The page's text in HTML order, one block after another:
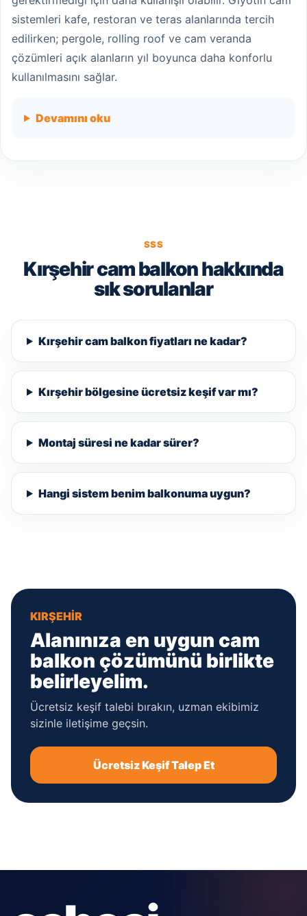
sistemleri kafe, restoran ve teras alanlarında tercih
edilirken; pergole, rolling roof ve cam veranda
çözümleri açık alanların yıl boyunca daha konforlu
kullanılmasını sağlar.
Devamını oku
SSS
Kırşehir cam balkon hakkında
sık sorulanlar
Kırşehir cam balkon fiyatları ne kadar?
Kırşehir bölgesine ücretsiz keşif var mı?
Montaj süresi ne kadar sürer?
Hangi sistem benim balkonuma uygun?
KIRŞEHIR
Alanınıza en uygun cam
balkon çözümünü birlikte
belirleyelim.
Ücretsiz keşif talebi bırakın, uzman ekibimiz
sizinle iletişime geçsin.
Ücretsiz Keşif Talep Et